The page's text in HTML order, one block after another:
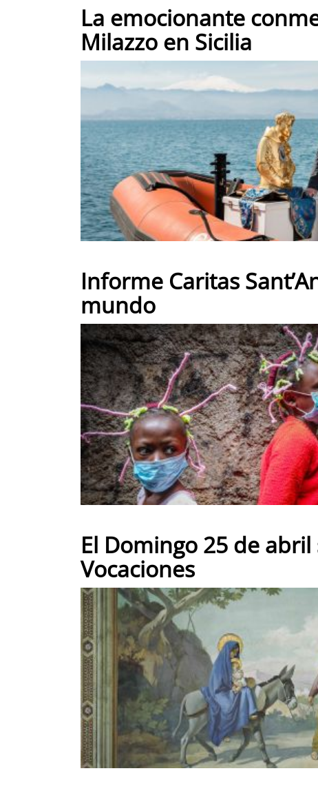
La emocionante
Milazzo en Sicilia
Informe Caritas
mundo
El Domingo 25 de
Vocaciones